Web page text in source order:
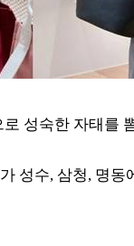
성숙한 자태를
성수, 삼청, 명